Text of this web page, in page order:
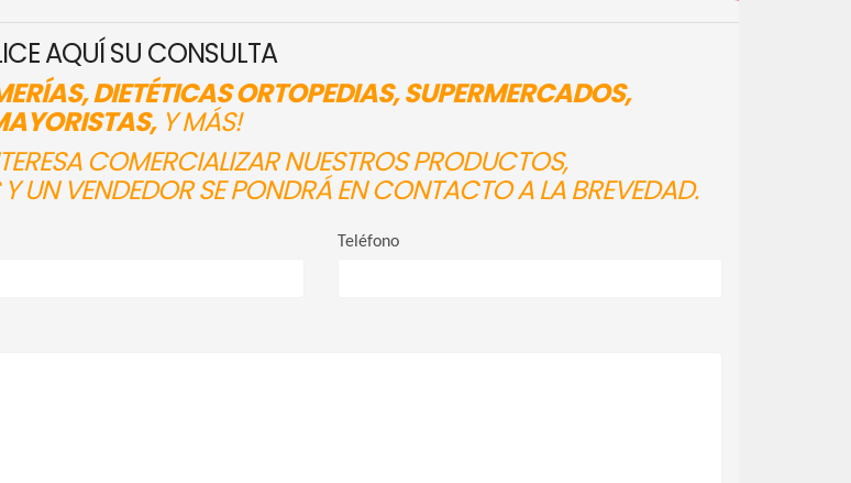
AQUÍ SU CONSULTA
DIETÉTICAS ORTOPEDIAS, SUPERMERCADOS,
Y MÁS!
COMERCIALIZAR NUESTROS PRODUCTOS,
Y UN VENDEDOR SE PONDRÁ EN CONTACTO A LA BREVEDAD.
Teléfono